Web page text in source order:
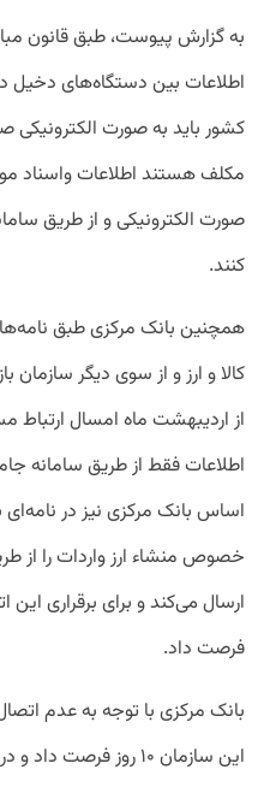
به گزارش پیوست، طبق قانون
اطلاعات بین دستگاه‌های دخیل
کشور باید به صورت
مکلف هستند اطلاعات واسناد
صورت الکترونیکی و از طریق
کنند.
همچنین بانک مرکزی طبق
کالا و ارز و از سوی دیگر
از اردیبهشت ماه امسال ارتباط
اطلاعات فقط از طریق سامانه
اساس بانک مرکزی نیز در نامه‌ای
خصوص منشاء ارز واردات را از
فرصت داد.
بانک مرکزی با توجه به عدم
این سازمان ۱۰ روز